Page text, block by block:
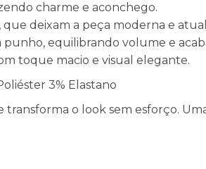
charme e aconchego.
que deixam a peça moderna e
punho, equilibrando volume e
toque macio e visual elegante.
3% Elastano
transforma o look sem esforço.